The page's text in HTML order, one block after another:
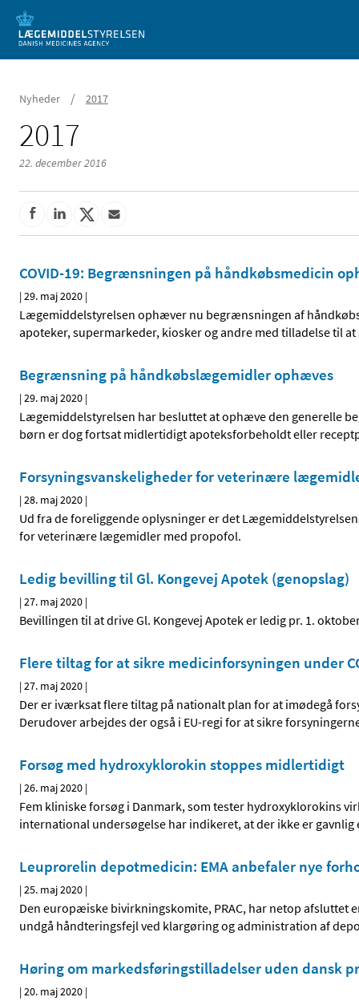
Mobil visning
Nyheder / 2017
2017
22. december 2016
COVID-19: Begrænsningen på håndkøbsmedicin
|29. maj 2020 |
Lægemiddelstyrelsen ophæver nu begrænsningen af
apoteker, supermarkeder, kiosker og andre med tilladelse til
Begrænsning på håndkøbslægemidler ophæves
|29. maj 2020 |
Lægemiddelstyrelsen har besluttet at ophæve den generelle
børn er dog fortsat midlertidigt apoteksforbeholdt eller
Forsyningsvanskeligheder for veterinære
|28. maj 2020 |
Ud fra de foreliggende oplysninger er det
for veterinære lægemidler med propofol.
Ledig bevilling til Gl. Kongevej Apotek (genopslag)
|27. maj 2020 |
Bevillingen til at drive Gl. Kongevej Apotek er ledig pr. 1.
Flere tiltag for at sikre medicinforsyningen under
|27. maj 2020 |
Der er iværksat flere tiltag på nationalt plan for at imødegå
Derudover arbejdes der også i EU-regi for at sikre
Forsøg med hydroxyklorokin stoppes midlertidigt
|26. maj 2020 |
Fem kliniske forsøg i Danmark, som tester hydroxyklorokins
international undersøgelse har indikeret, at der ikke er
Leuprorelin depotmedicin: EMA anbefaler nye
|25. maj 2020 |
Den europæiske bivirkningskomite, PRAC, har netop
undgå håndteringsfejl ved klargøring og administration af
Høring om markedsføringstilladelser uden
|20. maj 2020 |